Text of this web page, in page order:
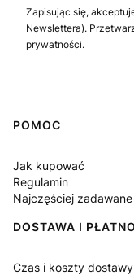
Zapisując się,
Newslettera).
prywatności.
Linki w stopce
POMOC
Jak kupować
Regulamin
Najczęściej
DOSTAWA I
Czas i koszty dostawy